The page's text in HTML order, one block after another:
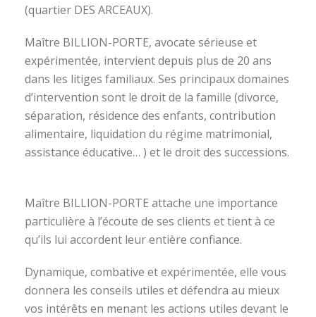
(quartier DES ARCEAUX).
Maître BILLION-PORTE, avocate sérieuse et
expérimentée, intervient depuis plus de 20 ans
dans les litiges familiaux. Ses principaux domaines
d’intervention sont le droit de la famille (divorce,
séparation, résidence des enfants, contribution
alimentaire, liquidation du régime matrimonial,
assistance éducative… ) et le droit des successions.
Maître BILLION-PORTE attache une importance
particulière à l’écoute de ses clients et tient à ce
qu’ils lui accordent leur entière confiance.
Dynamique, combative et expérimentée, elle vous
donnera les conseils utiles et défendra au mieux
vos intérêts en menant les actions utiles devant le